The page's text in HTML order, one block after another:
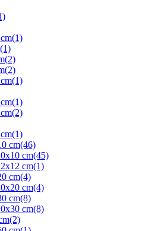
(1)
(1)
(2)
(2)
(1)
(1)
(2)
(1)
cm(46)
cm(45)
cm(1)
cm(4)
cm(4)
cm(8)
cm(8)
(2)